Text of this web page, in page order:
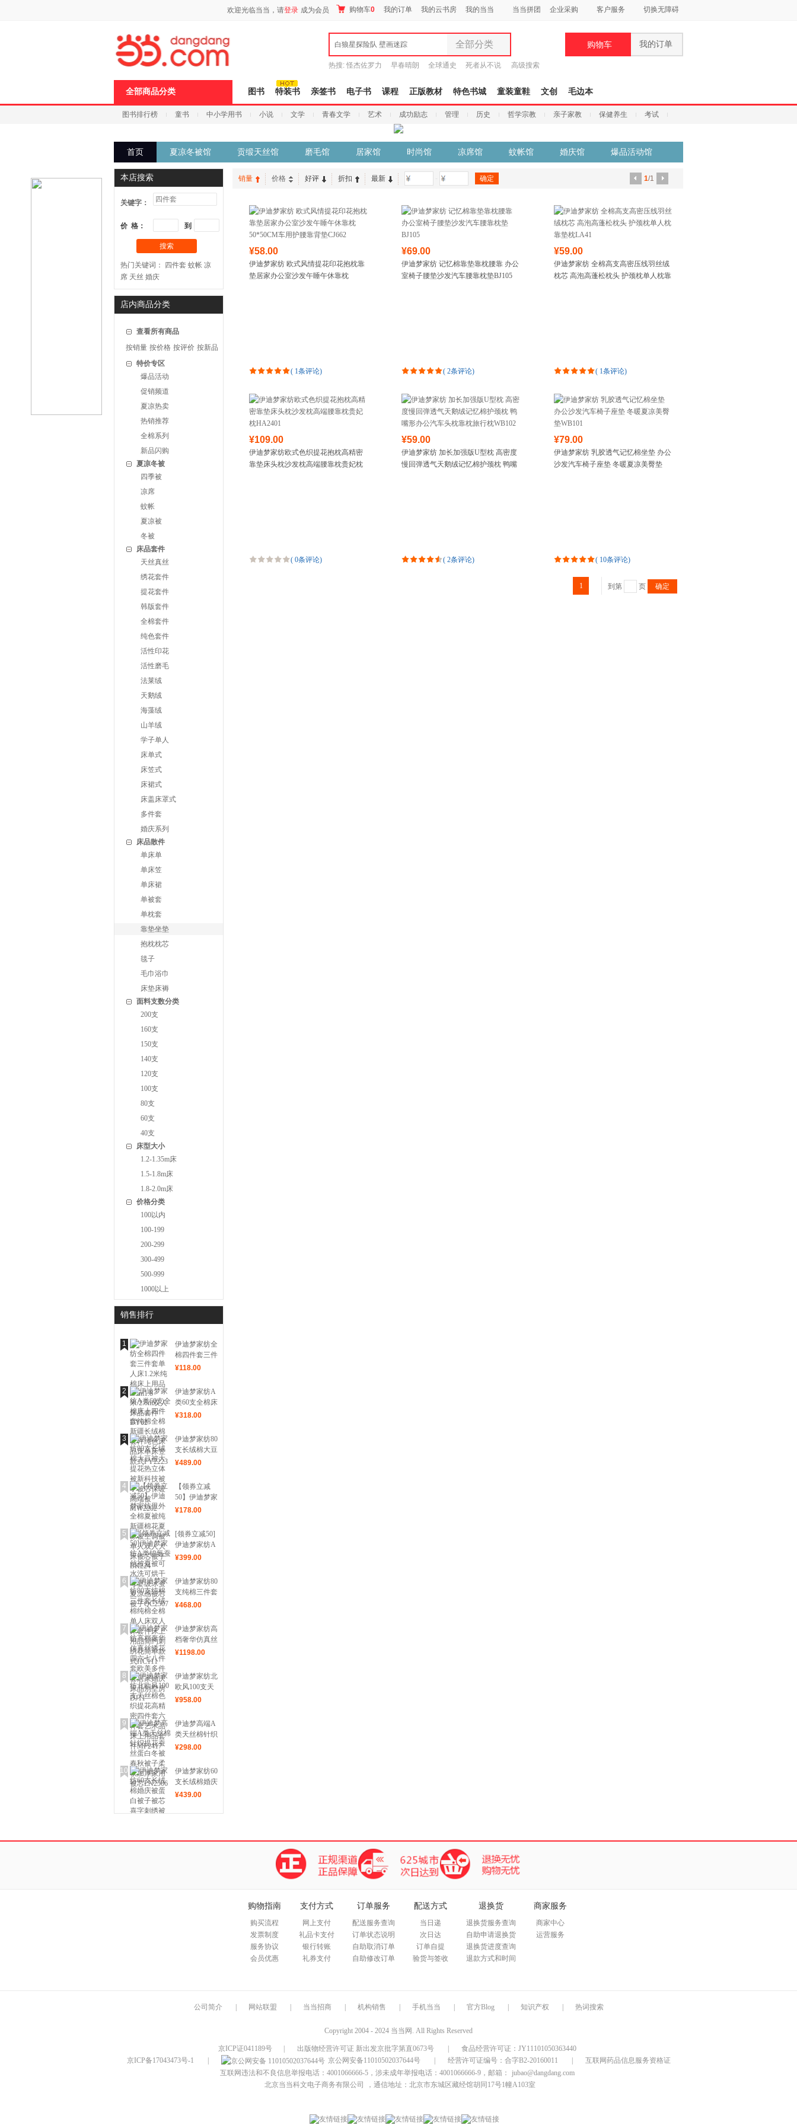
欢迎光临当当，请登录 成为会员 购物车0 我的订单 我的云书房 我的当当 当当拼团 企业采购 客户服务 切换无障碍
白狼星探险队 壁画迷踪 全部分类
全部分类
图书
电子书
音像
时尚美妆
母婴用品
家居日用
鞋
箱包皮具
电脑办公
家用电器
热搜: 怪杰佐罗力 早春晴朗 全球通史
死者从不说
高级搜索
购物车 我的订单
全部商品分类 图书 特装书 亲签书 电子书 课程 正版教材 特色书城 童装童鞋 文创 毛边本
图书排行榜 童书 中小学用书 小说 文学 青春文学 艺术 成功励志 管理 历史 哲学宗教 亲子家教 保健养生 考试
首页 夏凉冬被馆 贡缎天丝馆 磨毛馆 居家馆 时尚馆 凉席馆 蚊帐馆 婚庆馆 爆品活动馆
本店搜索
关键字：
价 格： 到
搜索
热门关键词： 四件套 蚊帐 凉
席 天丝 婚庆
店内商品分类
查看所有商品
按销量 按价格 按评价 按新品
特价专区
爆品活动
促销频道
夏凉热卖
热销推荐
全棉系列
新品闪购
夏凉冬被
四季被
凉席
蚊帐
夏凉被
冬被
床品套件
天丝真丝
绣花套件
提花套件
韩版套件
全棉套件
纯色套件
活性印花
活性磨毛
法莱绒
天鹅绒
海藻绒
山羊绒
学子单人
床单式
床笠式
床裙式
床盖床罩式
多件套
婚庆系列
床品散件
单床单
单床笠
单床裙
单被套
单枕套
靠垫坐垫
抱枕枕芯
毯子
毛巾浴巾
床垫床褥
面料支数分类
200支
160支
150支
140支
120支
100支
80支
60支
40支
床型大小
1.2-1.35m床
1.5-1.8m床
1.8-2.0m床
价格分类
100以内
100-199
200-299
300-499
500-999
1000以上
销售排行
1
伊迪梦家纺全
棉四件套三件
套单人床1.2
品1.5m1.8
米/2.0m双人
床品套件
DY02
¥118.00
2
伊迪梦家纺A
类60支全棉床
上四件套纯棉
棉套件纯色床
品床单床笠款
式FY2223
¥318.00
3
伊迪梦家纺80
支长绒棉大豆
被大提花热立
子被芯保暖高
端被MW2202
¥489.00
4
【领券立减
50】伊迪梦家
纺里外全棉夏
夏凉被空调被
单人双人大床
被芯被子
BK224
¥178.00
5
[领券立减50]
伊迪梦家纺A
类锦氨蚕丝被
烘干母婴级冰
蚕夏凉感被芯
被子QC2507
¥399.00
6
伊迪梦家纺80
支纯棉三件套
长绒棉纯棉全
床套件床上用
品简约刺绣花
简单款式
HC111
¥468.00
7
伊迪梦家纺高
档奢华仿真丝
绣花四六七八
套居家婚庆床
品别墅房
DJ11
¥1198.00
8
伊迪梦家纺北
欧风100支天
丝棉色织提花
六件套艺术品
床上用品套件
MF2417
¥958.00
9
伊迪梦高端A
类天丝棉针织
提花蚕丝蛋白
柔软加厚家用
被芯LN2506
¥298.00
10
伊迪梦家纺60
支长绒棉婚庆
被蛋白被子被
绣花被嵌绳工
¥439.00
销量 价格 好评 折扣 最新 1/1
¥58.00
伊迪梦家纺 欧式风情提花印花抱枕靠
垫居家办公室沙发午睡午休靠枕
( 1条评论)
¥69.00
伊迪梦家纺 记忆棉靠垫靠枕腰靠 办公
室椅子腰垫沙发汽车腰靠枕垫BJ105
( 2条评论)
¥59.00
伊迪梦家纺 全棉高支高密压线羽丝绒
枕芯 高泡高蓬松枕头 护颈枕单人枕靠
( 1条评论)
¥109.00
伊迪梦家纺欧式色织提花抱枕高精密
靠垫床头枕沙发枕高端腰靠枕贵妃枕
( 0条评论)
¥59.00
伊迪梦家纺 加长加强版U型枕 高密度
慢回弹透气天鹅绒记忆棉护颈枕 鸭嘴
( 2条评论)
¥79.00
伊迪梦家纺 乳胶透气记忆棉坐垫 办公
沙发汽车椅子座垫 冬暖夏凉美臀垫
( 10条评论)
到第 页 确定
1
页
购物指南
购买流程
发票制度
服务协议
会员优惠
支付方式
网上支付
礼品卡支付
银行转账
礼券支付
订单服务
配送服务查询
订单状态说明
自助取消订单
自助修改订单
配送方式
当日递
次日达
订单自提
验货与签收
退换货
退换货服务查询
自助申请退换货
退换货进度查询
退款方式和时间
商家服务
商家中心
运营服务
公司简介 网站联盟 当当招商 机构销售 手机当当 官方Blog 知识产权 热词搜索
Copyright 2004 - 2024 当当网. All Rights Reserved
京ICP证041189号 出版物经营许可证 新出发京批字第直0673号
食品经营许可证：JY11101050363440
京ICP备17043473号-1
京公网安备11010502037644号 经营许可证编号：合字B2-20160011
互联网药品信息服务资格证
互联网违法和不良信息举报电话：4001066666-5，涉未成年举报电话：4001066666-9，邮箱：
jubao@dangdang.com
北京当当科文电子商务有限公司
，通信地址：北京市东城区藏经馆胡同17号1幢A103室